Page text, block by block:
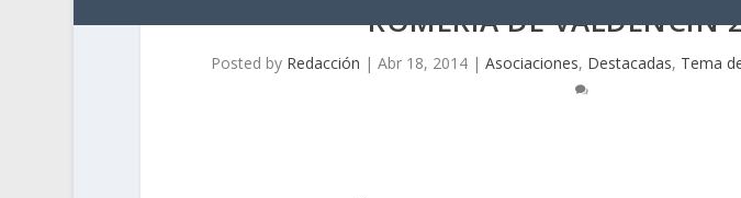
ROMERÍA DE VALDENCÍN
Posted by Redacción |Abr 18, 2014 |Asociaciones, Destacadas, Tema